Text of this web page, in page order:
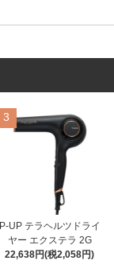
3
P-UP テラヘルツドライ
ヤー エクステラ 2G
22,638円(税2,058円)